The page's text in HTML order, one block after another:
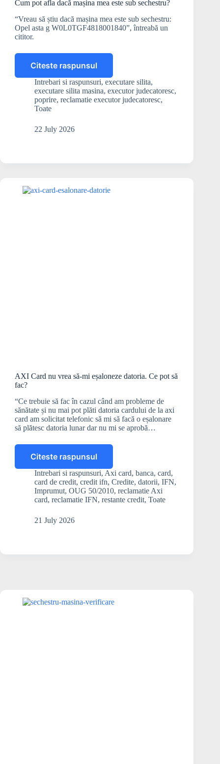
Cum pot afla dacă mașina mea este sub sechestru?
“Vreau să știu dacă mașina mea este sub sechestru:
Opel asta g W0L0TGF4818001840”, întreabă un
cititor.
Citeste raspunsul
Cum
pot
afla
dacă
este
Intrebari si raspunsuri, executare silita,
executare silita masina, executor judecatoresc,
poprire, reclamatie executor judecatoresc,
Toate
22 July 2026
AXI Card nu vrea să-mi eșaloneze datoria. Ce pot să
fac?
“Ce trebuie să fac în cazul când am probleme de
sănătate și nu mai pot plăti datoria cardului de la axi
card am solicitat telefonic să mi să facă o eșalonare
să plătesc datoria lunar dar nu mi se aprobă…
Citeste raspunsul
AXI
Card
nu
vrea
să-
eșaloneze
Intrebari si raspunsuri, Axi card, banca, card,
card de credit, credit ifn, Credite, datorii, IFN,
Imprumut, OUG 50/2010, reclamatie Axi
card, reclamatie IFN, restante credit, Toate
21 July 2026